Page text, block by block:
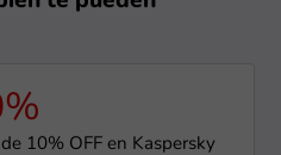
10% OFF en Kaspersky